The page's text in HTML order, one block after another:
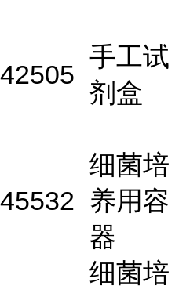
42505
手工试
剂盒
45532
细菌培
养用容
器
细菌培